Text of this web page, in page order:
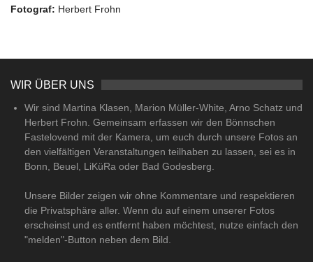
Fotograf: Herbert Frohn
WIR ÜBER UNS
Wir sind Martina Klasen, Marion Müller-White, Arno Schatz und
Herbert Frohn. Gemeinsam erfassen wir den Bönnschen
Fastelovend mit der Kamera, um euch durch unsere Fotos an
den vielfältigen Veranstaltungen teilhaben zu lassen, sei es in
Bonn, Beuel, LiKüRa oder Bad Godesberg.
Unsere Bilder zeigen wir ohne Kommentare und respektieren
die Privatsphäre aller. Wenn du auf einem unserer Fotos
erscheinst und es entfernt haben möchtest, nutze einfach den
"melden"-Button neben dem Bild.